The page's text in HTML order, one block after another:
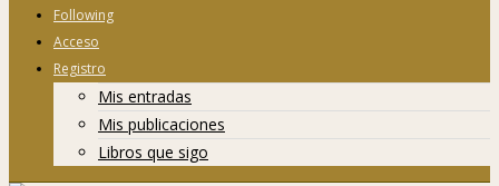
Following
Acceso
Registro
Mis entradas
Mis publicaciones
Libros que sigo